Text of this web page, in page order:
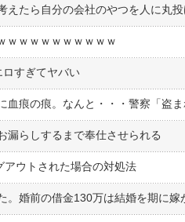
たら自分の会社のやつを人に丸
ｗｗｗｗｗｗｗｗｗｗ
すぎてヤバい
漏らしするまで奉仕させられる
ウトされた場合の対処法